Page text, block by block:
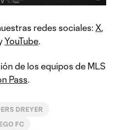
Video
redes sociales: X,
YouTube.
de los equipos de MLS
Pass.
DREYER
FC